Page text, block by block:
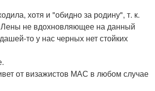
хотя и "обидно за родину", т. к.
не вдохновляющее на данный
то у нас черных нет стойких
от визажистов МАС в любом случае